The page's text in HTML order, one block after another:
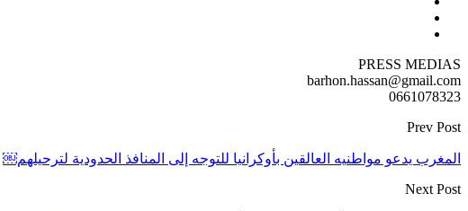
PRESS MEDIAS
barhon.hassan@gmail.com
0661078323
Prev Post
المغرب يدعو مواطنيه العالقين بأوكرانيا للتوجه إلى المنافذ الحدودية لترحيلهم￼
Next Post